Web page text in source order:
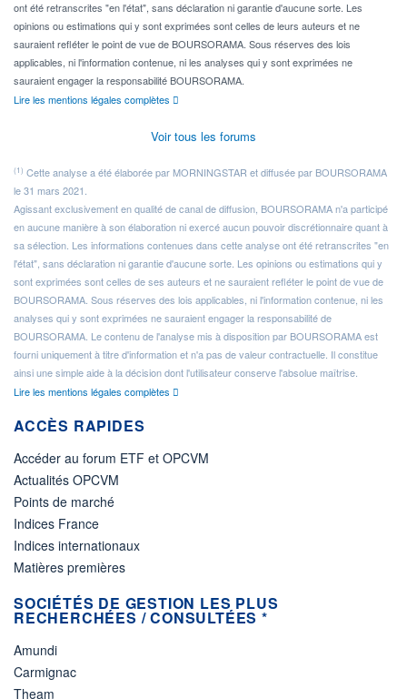
ont été retranscrites "en l'état", sans déclaration ni garantie d'aucune sorte. Les
opinions ou estimations qui y sont exprimées sont celles de leurs auteurs et ne
sauraient refléter le point de vue de BOURSORAMA. Sous réserves des lois
applicables, ni l'information contenue, ni les analyses qui y sont exprimées ne
sauraient engager la responsabilité BOURSORAMA.
Lire les mentions légales complètes
Voir tous les forums
(1) Cette analyse a été élaborée par MORNINGSTAR et diffusée par BOURSORAMA
le 31 mars 2021.
Agissant exclusivement en qualité de canal de diffusion, BOURSORAMA n'a participé
en aucune manière à son élaboration ni exercé aucun pouvoir discrétionnaire quant à
sa sélection. Les informations contenues dans cette analyse ont été retranscrites "en
l'état", sans déclaration ni garantie d'aucune sorte. Les opinions ou estimations qui y
sont exprimées sont celles de ses auteurs et ne sauraient refléter le point de vue de
BOURSORAMA. Sous réserves des lois applicables, ni l'information contenue, ni les
analyses qui y sont exprimées ne sauraient engager la responsabilité de
BOURSORAMA. Le contenu de l'analyse mis à disposition par BOURSORAMA est
fourni uniquement à titre d'information et n'a pas de valeur contractuelle. Il constitue
ainsi une simple aide à la décision dont l'utilisateur conserve l'absolue maîtrise.
Lire les mentions légales complètes
ACCÈS RAPIDES
Accéder au forum ETF et OPCVM
Actualités OPCVM
Points de marché
Indices France
Indices internationaux
Matières premières
SOCIÉTÉS DE GESTION LES PLUS
RECHERCHÉES / CONSULTÉES *
Amundi
Carmignac
Theam